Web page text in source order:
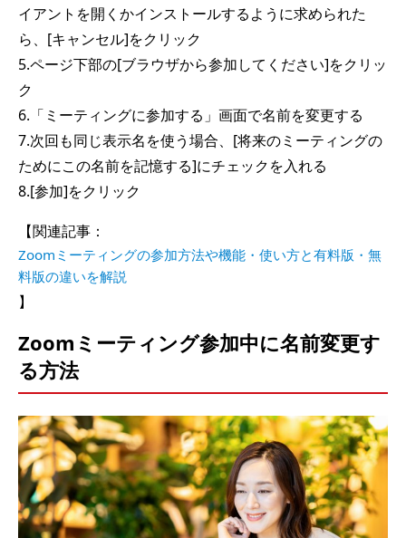
イアントを開くかインストールするように求められた
ら、[キャンセル]をクリック
5.ページ下部の[ブラウザから参加してください]をクリッ
ク
6.「ミーティングに参加する」画面で名前を変更する
7.次回も同じ表示名を使う場合、[将来のミーティングの
ためにこの名前を記憶する]にチェックを入れる
8.[参加]をクリック
【関連記事：
Zoomミーティングの参加方法や機能・使い方と有料版・無
料版の違いを解説
】
Zoomミーティング参加中に名前変更す
る方法